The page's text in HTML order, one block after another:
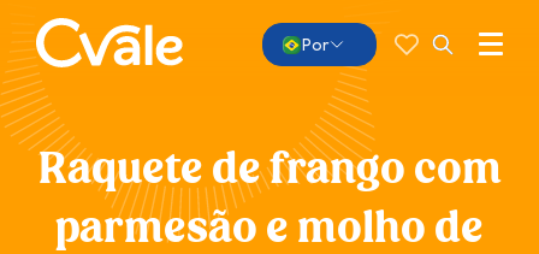
Por
por:
Abrir
Menu
Raquete de frango com
parmesão e molho de